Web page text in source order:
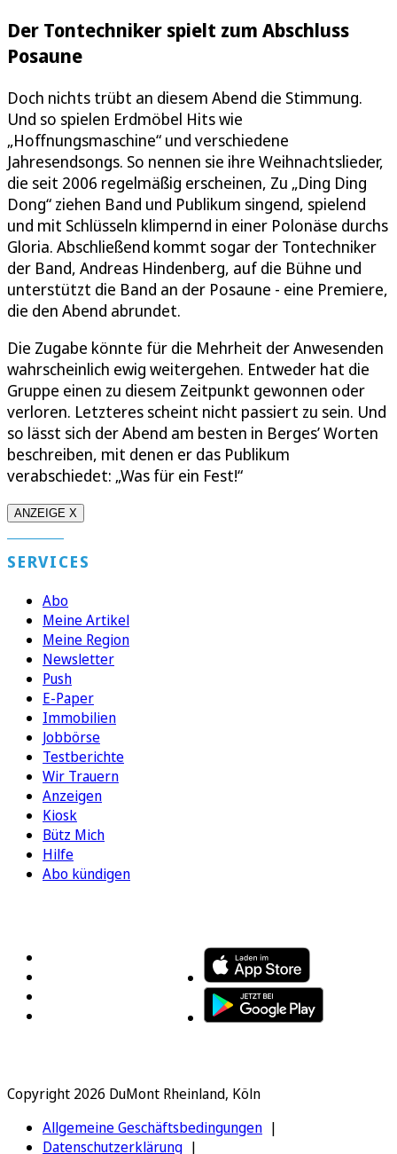
Der Tontechniker spielt zum Abschluss
Posaune
Doch nichts trübt an diesem Abend die Stimmung.
Und so spielen Erdmöbel Hits wie
„Hoffnungsmaschine“ und verschiedene
Jahresendsongs. So nennen sie ihre Weihnachtslieder,
die seit 2006 regelmäßig erscheinen, Zu „Ding Ding
Dong“ ziehen Band und Publikum singend, spielend
und mit Schlüsseln klimpernd in einer Polonäse durchs
Gloria. Abschließend kommt sogar der Tontechniker
der Band, Andreas Hindenberg, auf die Bühne und
unterstützt die Band an der Posaune - eine Premiere,
die den Abend abrundet.
Die Zugabe könnte für die Mehrheit der Anwesenden
wahrscheinlich ewig weitergehen. Entweder hat die
Gruppe einen zu diesem Zeitpunkt gewonnen oder
verloren. Letzteres scheint nicht passiert zu sein. Und
so lässt sich der Abend am besten in Berges’ Worten
beschreiben, mit denen er das Publikum
verabschiedet: „Was für ein Fest!“
ANZEIGE X
SERVICES
Abo
Meine Artikel
Meine Region
Newsletter
Push
E-Paper
Immobilien
Jobbörse
Testberichte
Wir Trauern
Anzeigen
Kiosk
Bütz Mich
Hilfe
Abo kündigen
Copyright 2026 DuMont Rheinland, Köln
Allgemeine Geschäftsbedingungen
Datenschutzerklärung